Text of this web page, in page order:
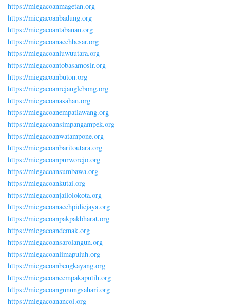
https://miegacoanmagetan.org
https://miegacoanbadung.org
https://miegacoantabanan.org
https://miegacoanacehbesar.org
https://miegacoanluwuutara.org
https://miegacoantobasamosir.org
https://miegacoanbuton.org
https://miegacoanrejanglebong.org
https://miegacoanasahan.org
https://miegacoanempatlawang.org
https://miegacoansimpangampek.org
https://miegacoanwatampone.org
https://miegacoanbaritoutara.org
https://miegacoanpurworejo.org
https://miegacoansumbawa.org
https://miegacoankutai.org
https://miegacoanjailolokota.org
https://miegacoanacehpidiejaya.org
https://miegacoanpakpakbharat.org
https://miegacoandemak.org
https://miegacoansarolangun.org
https://miegacoanlimapuluh.org
https://miegacoanbengkayang.org
https://miegacoancempakaputih.org
https://miegacoangunungsahari.org
https://miegacoanancol.org